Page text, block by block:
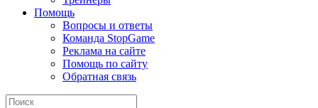
Помощь
Вопросы и ответы
Команда StopGame
Реклама на сайте
Помощь по сайту
Обратная связь